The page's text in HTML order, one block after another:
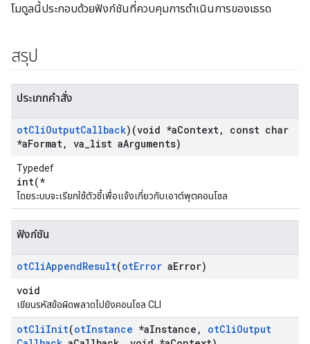
โมดูลนี้ประกอบด้วยฟังก์ชันที่ควบคุมการดําเนินการของเธรด
สรุป
ประเภทคําสั่ง
otCliOutputCallback)(void *aContext,
const char
*aFormat, va list aArguments)
Typedef
int(*
โดยระบบจะเรียกใช้ตัวชี้เพื่อแจ้งเกี่ยวกับเอาต์พุตคอนโซล
ฟังก์ชัน
otCliAppendResult(otError aError)
void
เขียนรหัสข้อผิดพลาดไปยังคอนโซล CLI
otCliInit(otInstance *aInstance , otCliOutput